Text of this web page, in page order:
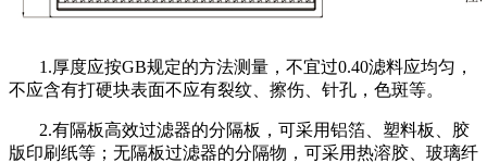
1.厚度应按GB规定的方法测量，不宜过0.40滤料应均匀，
不应含有打硬块表面不应有裂纹、擦伤、针孔，色斑等。
2.有隔板高效过滤器的分隔板，可采用铝箔、塑料板、胶
版印刷纸等；无隔板过滤器的分隔物，可采用热溶胶、玻璃纤